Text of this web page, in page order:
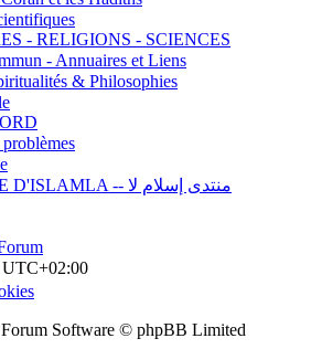
- RELIGIONS - SCIENCES
- Annuaires et Liens
& Philosophies
FORUMS ARABE D'ISLAMLA -- منتدى إسلام لا
UTC+02:00
Software © phpBB Limited